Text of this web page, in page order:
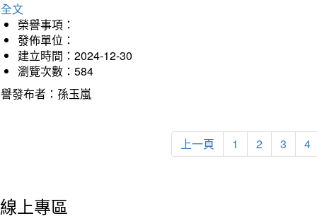
文
榮譽事項：
發佈單位：
建立時間：2024-12-30
瀏覽次數：584
發布者：孫玉嵐
上一頁 1 2 3 4
線上專區